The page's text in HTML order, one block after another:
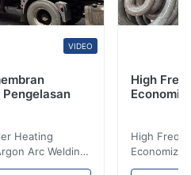
VIDEO
Heating
Arc Welding
Introduction
High
High
Product